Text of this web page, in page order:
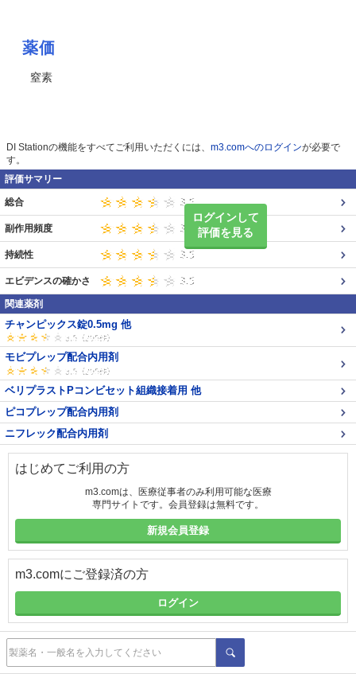
薬価
窒素
DI Stationの機能をすべてご利用いただくには、 m3.comへのログインが必要で
す。
評価サマリー
ログインして
評価を見る
総合
副作用頻度
持続性
エビデンスの確かさ
関連薬剤
チャンピックス錠0.5mg 他
モビプレップ配合内用剤
ベリプラストPコンビセット組織接着用 他
ピコプレップ配合内用剤
ニフレック配合内用剤
はじめてご利用の方
m3.comは、医療従事者のみ利用可能な医療
専門サイトです。会員登録は無料です。
新規会員登録
m3.comにご登録済の方
ログイン